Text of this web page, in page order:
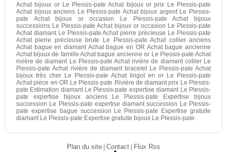
Achat bijoux or Le Plessis-pate Achat bijoux or prix Le Plessis-pate
Achat bijoux anciens Le Plessis-pate Achat bijoux argent Le Plessis-
pate Achat bijoux or occasion Le Plessis-pate Achat bijoux
successions Le Plessis-pate Achat bijoux or occasion Le Plessis-pate
Achat diamant Le Plessis-pate Achat pierre précieuse Le Plessis-pate
Achat pierre précieuse brute Le Plessis-pate Achat collier anciens
Achat bague en diamant Achat bague en OR Achat bague ancienne
Achat bijoux de famille Achat bague ancienne or Le Plessis-pate Achat
rivière de diamant Le Plessis-pate Achat rivière de diamant collier Le
Plessis-pate Achat rivière de diamant bracelet Le Plessis-pate Achat
bijoux très cher Le Plessis-pate Achat lingot en or Le Plessis-pate
Achat pièce en OR Le Plessis-pate Rivière de diamant prix Le Plessis-
pate Estimation diamant Le Plessis-pate expertise diamant Le Plessis-
pate expertise bijoux anciens Le Plessis-pate Expertise bijoux
succession Le Plessis-pate expertise diamant succession Le Plessis-
pate expertise bague succession Le Plessis-pate Expertise gratuite
diamant Le Plessis-pate Expertise gratuite bijoux Le Plessis-pate
Plan du site| Contact| Flux Rss